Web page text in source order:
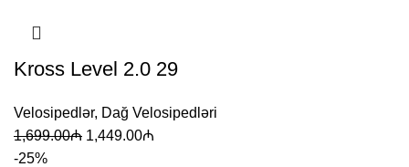
Kross Level 2.0 29
Velosipedlər, Dağ Velosipedləri
1,699.00₼ 1,449.00₼
-25%